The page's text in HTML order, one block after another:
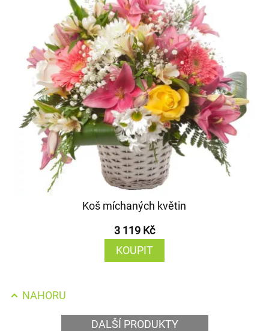
Koš míchaných květin
3 119 Kč
KOUPIT
NAHORU
DALŠÍ PRODUKTY